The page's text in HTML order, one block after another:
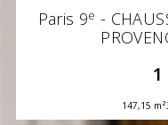
Paris 9e -
1
147,15 m²